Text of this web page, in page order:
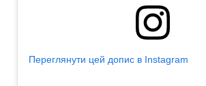
Переглянути цей допис в Instagram